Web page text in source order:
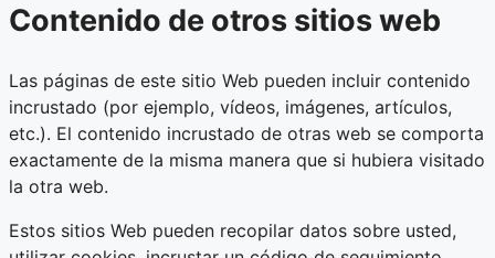
Contenido de otros sitios web
Las páginas de este sitio Web pueden incluir contenido
incrustado (por ejemplo, vídeos, imágenes, artículos,
etc.). El contenido incrustado de otras web se comporta
exactamente de la misma manera que si hubiera visitado
la otra web.
Estos sitios Web pueden recopilar datos sobre usted,